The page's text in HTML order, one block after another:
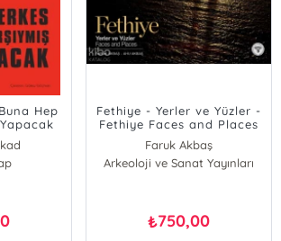
Hep
Fethiye - Yerler ve Yüzler -
Fethiye Faces and Places
(Ciltli)
Faruk Akbaş
Ahu Akbaş
Arkeoloji ve Sanat Yayınları
₺750,00